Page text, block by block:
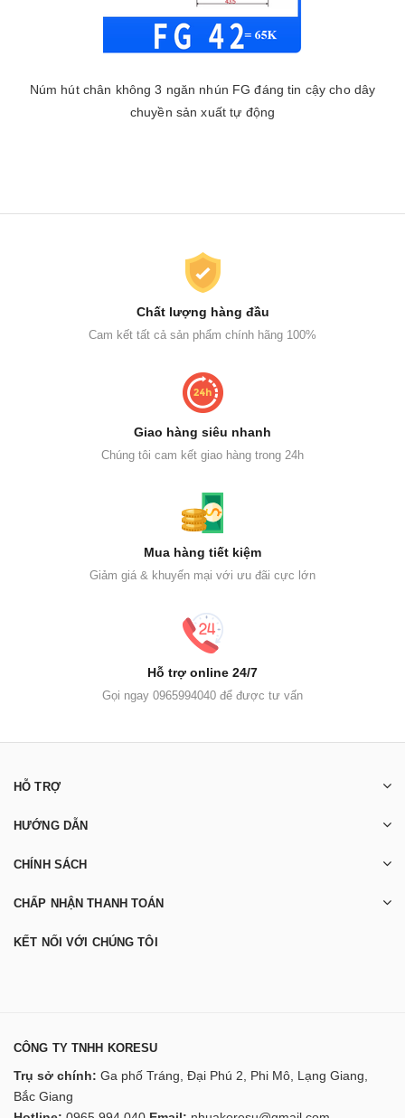
Núm hút chân không 3 ngăn nhún FG đáng tin cậy cho dây
chuyền sản xuất tự động
Chất lượng hàng đầu
Cam kết tất cả sản phẩm chính hãng 100%
Giao hàng siêu nhanh
Chúng tôi cam kết giao hàng trong 24h
Mua hàng tiết kiệm
Giảm giá & khuyến mại với ưu đãi cực lớn
Hỗ trợ online 24/7
Gọi ngay 0965994040 để được tư vấn
HỖ TRỢ
HƯỚNG DẪN
CHÍNH SÁCH
CHẤP NHẬN THANH TOÁN
KẾT NỐI VỚI CHÚNG TÔI
CÔNG TY TNHH KORESU
Trụ sở chính: Ga phố Tráng, Đại Phú 2, Phi Mô, Lạng Giang,
Bắc Giang